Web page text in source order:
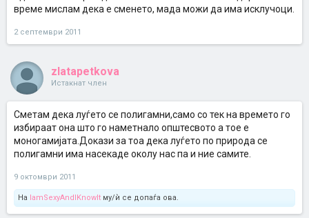
време мислам дека е сменето, мада можи да има исклучоци.
2 септември 2011
zlatapetkova
Истакнат член
Сметам дека луѓето се полигамни,само со тек на времето го
избираат она што го наметнало општесвото а тое е
моногамијата.Докази за тоа дека луѓето по природа се
полигамни има насекаде околу нас па и ние самите.
9 октомври 2011
На IamSexyAndIKnowIt му/ѝ се допаѓа ова.